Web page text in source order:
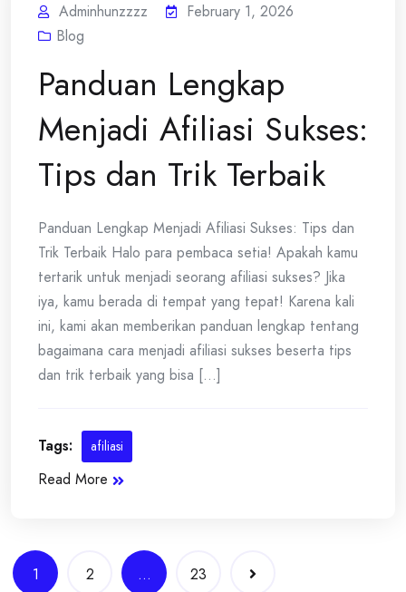
Adminhunzzzz
February 1, 2026
Blog
Panduan Lengkap
Menjadi Afiliasi Sukses:
Tips dan Trik Terbaik
Panduan Lengkap Menjadi Afiliasi Sukses: Tips dan
Trik Terbaik Halo para pembaca setia! Apakah kamu
tertarik untuk menjadi seorang afiliasi sukses? Jika
iya, kamu berada di tempat yang tepat! Karena kali
ini, kami akan memberikan panduan lengkap tentang
bagaimana cara menjadi afiliasi sukses beserta tips
dan trik terbaik yang bisa [...]
Tags: afiliasi
Read More
Posts
1 2 … 23